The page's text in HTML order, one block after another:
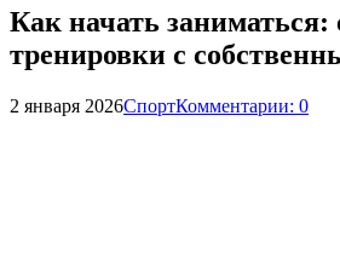
Как начать заниматься:
тренировки с
2 января 2026СпортКомментарии: 0